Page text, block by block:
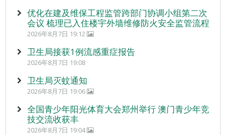
优化在建及维保工程监管跨部门协调小组第二次
会议 梳理已入住楼宇外墙维修防火安全监管流程
2026年8月7日 19:12
卫生局接获1例流感重症报告
2026年8月7日 19:08
卫生局灭蚊通知
2026年8月7日 19:06
全国青少年阳光体育大会郑州举行 澳门青少年竞
技交流收获丰
2026年8月7日 19:04